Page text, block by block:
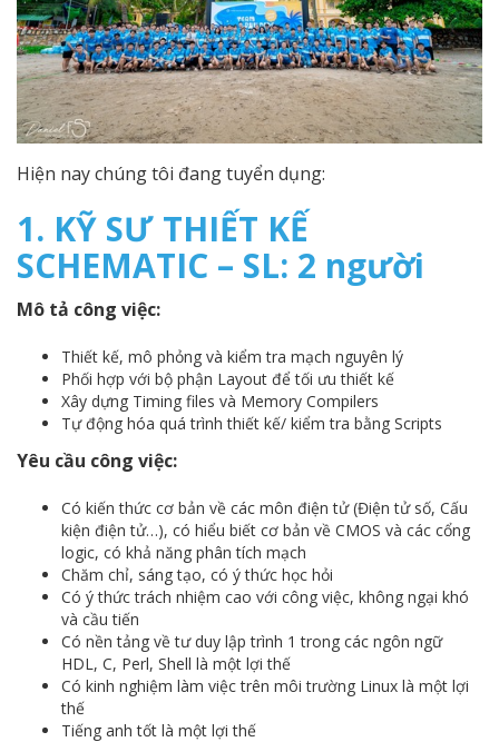
Hiện nay chúng tôi đang tuyển dụng:
1. KỸ SƯ THIẾT KẾ
SCHEMATIC – SL: 2 người
Mô tả công việc:
Thiết kế, mô phỏng và kiểm tra mạch nguyên lý
Phối hợp với bộ phận Layout để tối ưu thiết kế
Xây dựng Timing files và Memory Compilers
Tự động hóa quá trình thiết kế/ kiểm tra bằng Scripts
Yêu cầu công việc:
Có kiến thức cơ bản về các môn điện tử (Điện tử số, Cấu
kiện điện tử…), có hiểu biết cơ bản về CMOS và các cổng
logic, có khả năng phân tích mạch
Chăm chỉ, sáng tạo, có ý thức học hỏi
Có ý thức trách nhiệm cao với công việc, không ngại khó
và cầu tiến
Có nền tảng về tư duy lập trình 1 trong các ngôn ngữ
HDL, C, Perl, Shell là một lợi thế
Có kinh nghiệm làm việc trên môi trường Linux là một lợi
thế
Tiếng anh tốt là một lợi thế